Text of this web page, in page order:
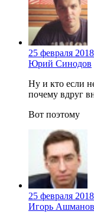
25 февраля
Юрий Синодов
Ну и кто если
почему вдруг
Вот поэтому
25 февраля
Игорь Ашманов